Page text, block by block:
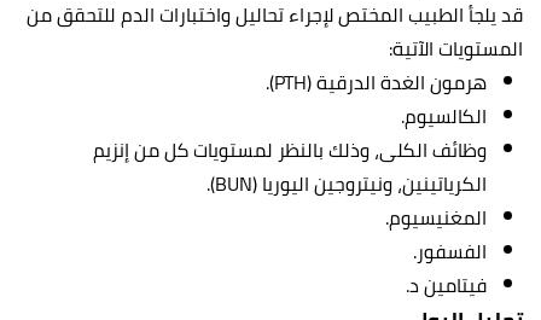
قد يلجأ الطبيب المختص لإجراء تحاليل واختبارات الدم للتحقق من
المستويات الآتية:
هرمون الغدة الدرقية (PTH).
الكالسيوم.
وظائف الكلى، وذلك بالنظر لمستويات كل من إنزيم
الكرياتينين، ونيتروجين اليوريا (BUN).
المغنيسيوم.
الفسفور.
فيتامين د.